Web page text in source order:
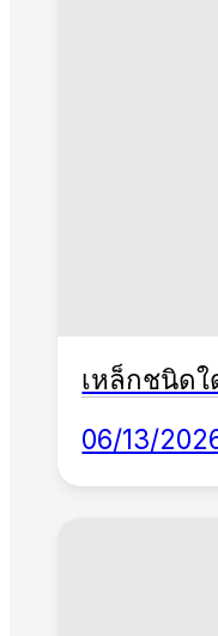
เหล็กชนิด
06/13/